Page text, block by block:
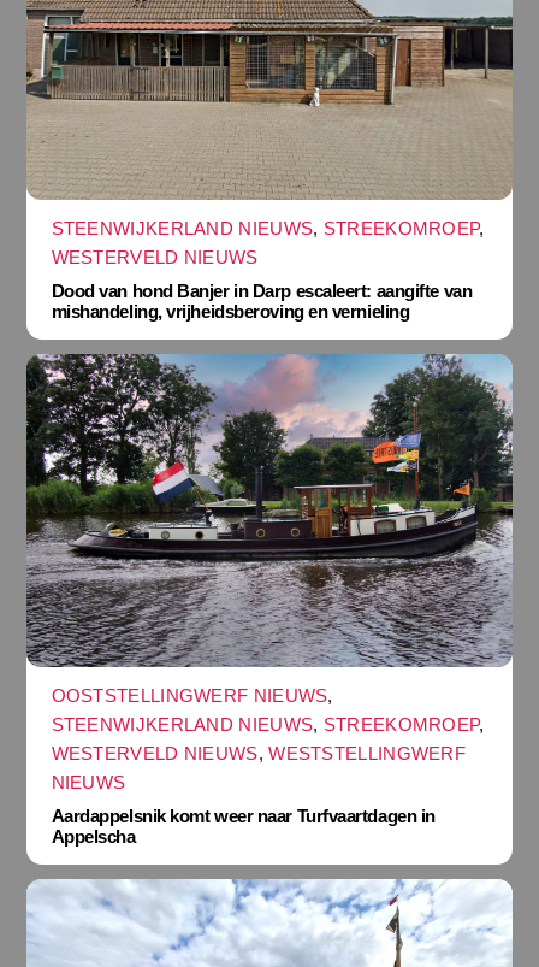
STEENWIJKERLAND NIEUWS, STREEKOMROEP,
WESTERVELD NIEUWS
Dood van hond Banjer in Darp escaleert: aangifte van
mishandeling, vrijheidsberoving en vernieling
OOSTSTELLINGWERF NIEUWS,
STEENWIJKERLAND NIEUWS, STREEKOMROEP,
WESTERVELD NIEUWS,WESTSTELLINGWERF
NIEUWS
Aardappelsnik komt weer naar Turfvaartdagen in
Appelscha